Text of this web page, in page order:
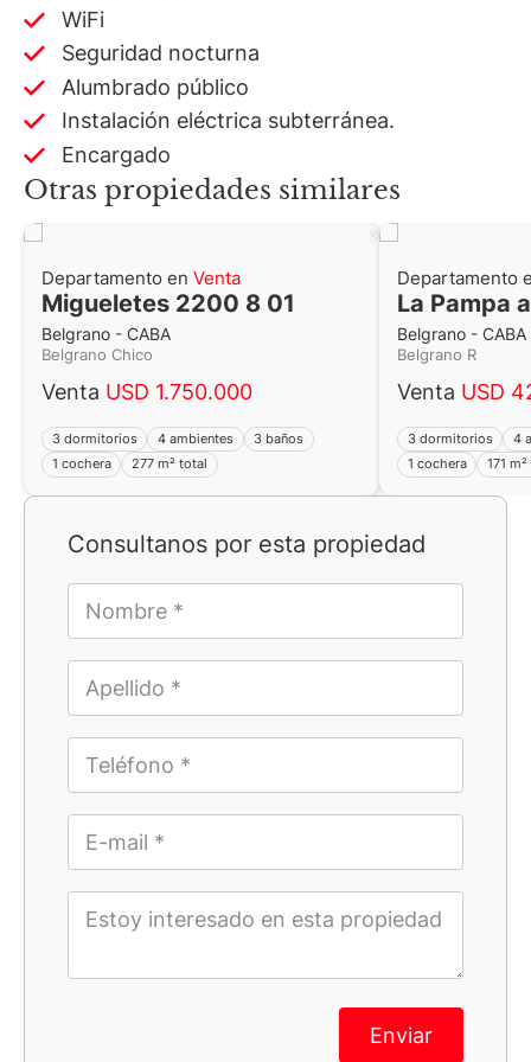
Consultanos por esta propiedad
Enviar
WiFi
Seguridad nocturna
Alumbrado público
Instalación eléctrica subterránea.
Encargado
Otras propiedades similares
Departamento en Venta
Migueletes 2200 8 01
Belgrano - CABA
Belgrano Chico
Venta USD 1.750.000
3 dormitorios 4 ambientes
3 baños
1 cochera
277 m² total
Departamento
La Pampa
Belgrano - CABA
Belgrano R
Venta USD
3 dormitorios
4
1 cochera
171